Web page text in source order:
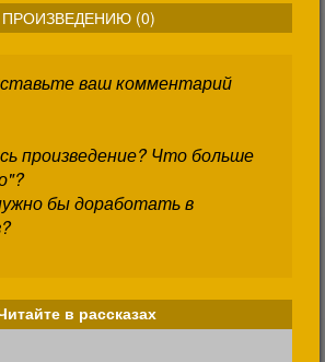
(0)
ваш комментарий
произведение? Что больше
бы доработать в
в рассказах